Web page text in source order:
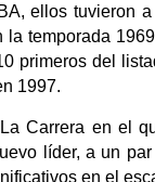
ellos tuvieron
la temporada
primeros del
1997.
Carrera en el
líder, a un
en el